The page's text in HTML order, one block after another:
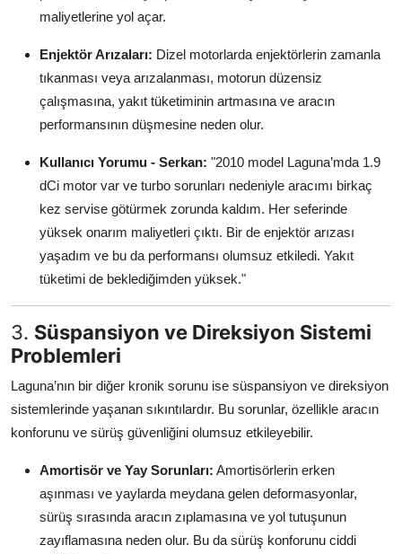
maliyetlerine yol açar.
Enjektör Arızaları: Dizel motorlarda enjektörlerin zamanla
tıkanması veya arızalanması, motorun düzensiz
çalışmasına, yakıt tüketiminin artmasına ve aracın
performansının düşmesine neden olur.
Kullanıcı Yorumu - Serkan: "2010 model Laguna’mda 1.9
dCi motor var ve turbo sorunları nedeniyle aracımı birkaç
kez servise götürmek zorunda kaldım. Her seferinde
yüksek onarım maliyetleri çıktı. Bir de enjektör arızası
yaşadım ve bu da performansı olumsuz etkiledi. Yakıt
tüketimi de beklediğimden yüksek."
3. Süspansiyon ve Direksiyon Sistemi
Problemleri
Laguna’nın bir diğer kronik sorunu ise süspansiyon ve direksiyon
sistemlerinde yaşanan sıkıntılardır. Bu sorunlar, özellikle aracın
konforunu ve sürüş güvenliğini olumsuz etkileyebilir.
Amortisör ve Yay Sorunları: Amortisörlerin erken
aşınması ve yaylarda meydana gelen deformasyonlar,
sürüş sırasında aracın zıplamasına ve yol tutuşunun
zayıflamasına neden olur. Bu da sürüş konforunu ciddi